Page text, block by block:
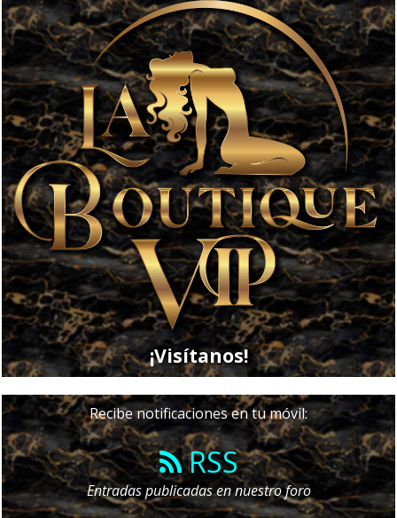
¡Visítanos!
Recibe notificaciones en tu móvil:
RSS
Entradas publicadas en nuestro foro